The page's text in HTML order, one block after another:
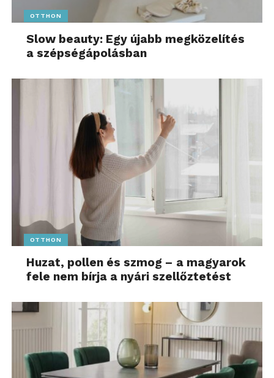
OTTHON
Slow beauty: Egy újabb megközelítés
a szépségápolásban
OTTHON
Huzat, pollen és szmog – a magyarok
fele nem bírja a nyári szellőztetést